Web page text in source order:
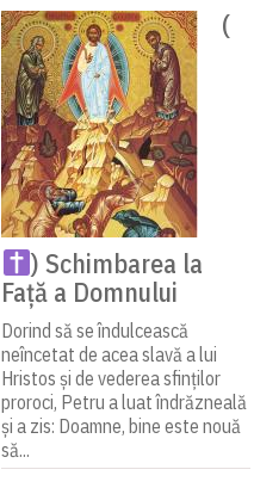
(
) Schimbarea la
Față a Domnului
Dorind să se îndulcească
neîncetat de acea slavă a lui
Hristos și de vederea sfinților
proroci, Petru a luat îndrăzneală
și a zis: Doamne, bine este nouă
să...